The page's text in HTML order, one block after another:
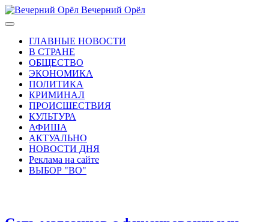
Вечерний Орёл
ГЛАВНЫЕ НОВОСТИ
В СТРАНЕ
ОБЩЕСТВО
ЭКОНОМИКА
ПОЛИТИКА
КРИМИНАЛ
ПРОИСШЕСТВИЯ
КУЛЬТУРА
АФИША
АКТУАЛЬНО
НОВОСТИ ДНЯ
Реклама на сайте
ВЫБОР "ВО"